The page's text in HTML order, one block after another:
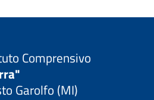
Comprensivo
Garolfo (MI)